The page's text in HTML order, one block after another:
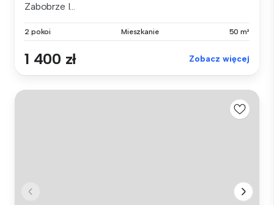
Zabobrze I...
2 pokoi Mieszkanie 50 m²
1 400 zł Zobacz więcej